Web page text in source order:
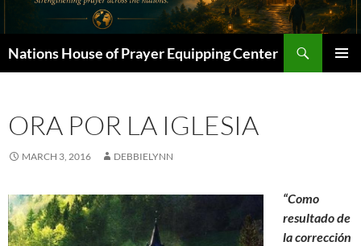
Nations House of Prayer Equipping Center
ORA POR LA IGLESIA
MARCH 3, 2016 DEBBIELYNN
“Como
resultado de
la corrección